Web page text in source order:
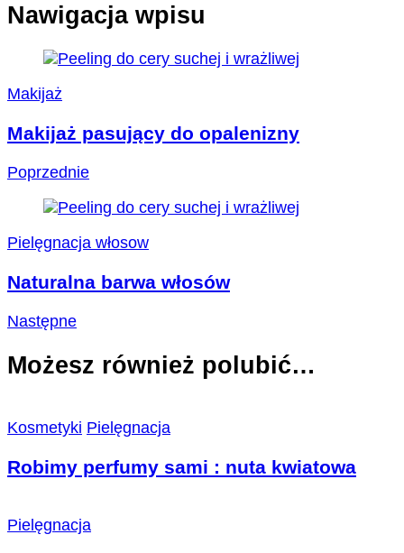
Nawigacja wpisu
Makijaż
Makijaż pasujący do opalenizny
Poprzednie
Pielęgnacja włosow
Naturalna barwa włosów
Następne
Możesz również polubić…
Kosmetyki Pielęgnacja
Robimy perfumy sami : nuta kwiatowa
Pielęgnacja